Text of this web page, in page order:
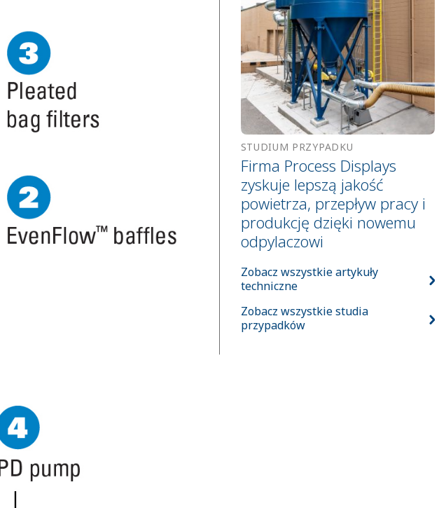
STUDIUM PRZYPADKU
Firma Process Displays
zyskuje lepszą jakość
powietrza, przepływ pracy i
produkcję dzięki nowemu
odpylaczowi
Zobacz wszystkie artykuły
techniczne
Zobacz wszystkie studia
przypadków